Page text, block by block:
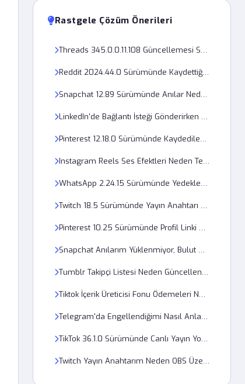
Rastgele Çözüm Önerileri
Threads 345.0.0.11.108 Güncellemesi Sonrası Profil Resmi Sorunu
Reddit 2024.44.0 Sürümünde Kaydettiğim Gönderiler Neden Açılmıyor?
Snapchat 12.89 Sürümünde Anılar Neden Yüklenmiyor?
LinkedIn'de Bağlantı İsteği Gönderirken Not Nasıl Eklenir?
Pinterest 12.18.0 Sürümünde Kaydedilen Panolar Neden Görünmüyor?
Instagram Reels Ses Efektleri Neden Telif Nedeniyle Kaldırıldı?
WhatsApp 2.24.15 Sürümünde Yedekleme İşlemi Neden Sürekli Hata Veriyor?
Twitch 18.5 Sürümünde Yayın Anahtarı Neden Geçersiz Görünüyor?
Pinterest 10.25 Sürümünde Profil Linki Neden Çalışmıyor?
Snapchat Anılarım Yüklenmiyor, Bulut Depolama Sorunu mu?
Tumblr Takipçi Listesi Neden Güncellenmiyor?
Tiktok İçerik Üreticisi Fonu Ödemeleri Neden Askıya Alındı?
Telegram'da Engellendiğimi Nasıl Anlarım ve Profil Resmini Neden Göremiyorum?
TikTok 36.1.0 Sürümünde Canlı Yayın Yorumları Nasıl Gizlenir?
Twitch Yayın Anahtarım Neden OBS Üzerinde Doğrulanmıyor?